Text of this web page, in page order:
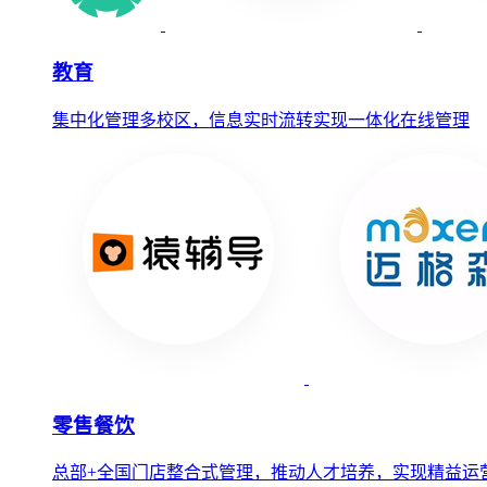
教育
集中化管理多校区，信息实时流转实现一体化在线管理
零售餐饮
总部+全国门店整合式管理，推动人才培养，实现精益运